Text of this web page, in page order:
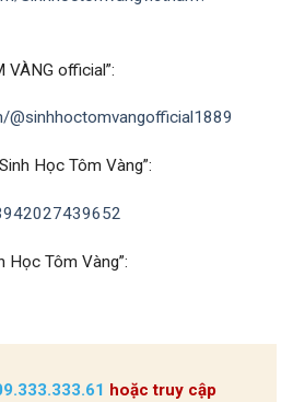
VÀNG official”:
@sinhhoctomvangofficial1889
Học Tôm Vàng”:
Học Tôm Vàng”:
hoặc truy cập